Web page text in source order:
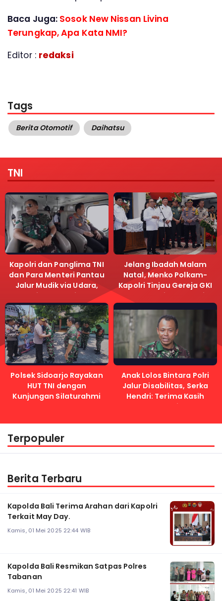
Baca Juga: Sosok New Nissan Livina
Terungkap, Apa Kata NMI?
Editor : redaksi
Tags
Berita Otomotif Daihatsu
TNI
Kapolri dan Panglima TNI
dan Para Menteri Pantau
Jalur Mudik via Udara,
Pastikan Lalu Lintas
Lancar
Jelang Ibadah Malam
Natal, Menko Polkam-
Kapolri Tinjau Gereja GKI
Samanhudi dan Gereja
Polsek Sidoarjo Rayakan
HUT TNI dengan
Kunjungan Silaturahmi
Anak Lolos Bintara Polri
Jalur Disabilitas, Serka
Hendri: Terima Kasih
Kapolri
Terpopuler
Berita Terbaru
Kapolda Bali Terima Arahan dari Kapolri
Terkait May Day.
Kamis, 01 Mei 2025 22:44 WIB
Kapolda Bali Resmikan Satpas Polres
Tabanan
Kamis, 01 Mei 2025 22:41 WIB